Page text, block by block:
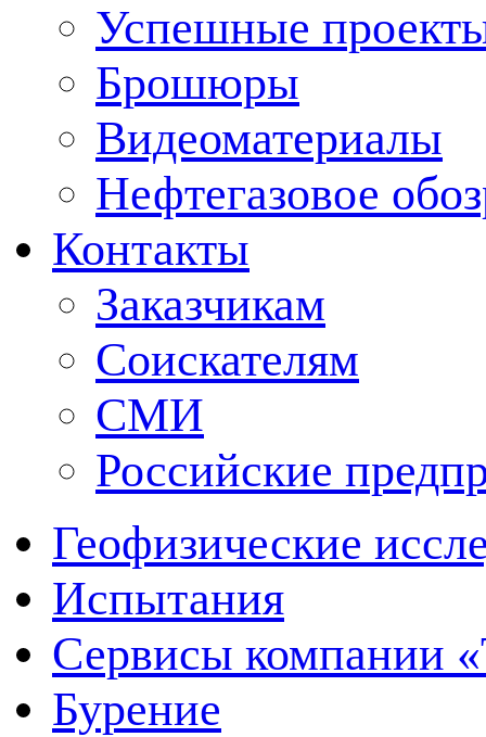
Успешные
Брошюры
Видеоматериалы
Нефтегазовое
Контакты
Заказчикам
Соискателям
СМИ
Российские
Геофизические
Испытания
Сервисы компании
Бурение